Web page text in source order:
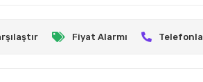
Fiyat Alarmı